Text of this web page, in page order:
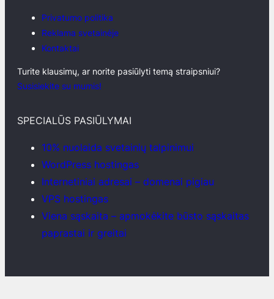
Privatumo politika
Reklama svetainėje
Kontaktai
Turite klausimų, ar norite pasiūlyti temą straipsniui?
Susisiekite su mumis!
SPECIALŪS PASIŪLYMAI
10% nuolaida svetainių talpinimui
WordPress hostingas
Internetiniai adresai – domenai pigiau
VPS hostingas
Viena sąskaita – apmokėkite būsto sąskaitas
paprastai ir greitai